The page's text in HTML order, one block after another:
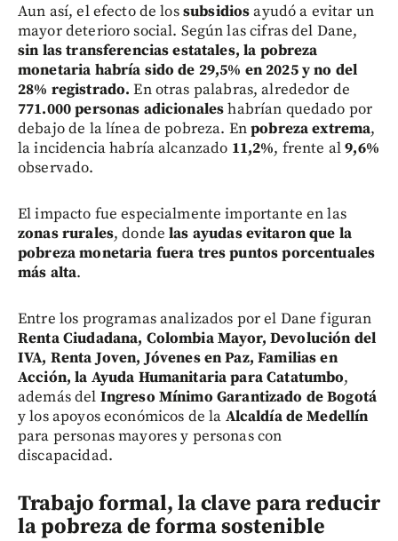
Aun así, el efecto de lossubsidiosayudó a evitar un
mayor deterioro social. Según las cifras del Dane,
sin las transferencias estatales, la pobreza
monetaria habría sido de 29,5% en 2025 y no del
28% registrado.En otras palabras, alrededor de
771.000 personas adicionaleshabrían quedado por
debajo de la línea de pobreza. Enpobreza extrema,
la incidencia habría alcanzado 11,2%, frente al9,6%
observado.
El impacto fue especialmente importante en las
zonas rurales, dondelas ayudas evitaron que la
pobreza monetaria fuera tres puntos porcentuales
más alta.
Entre los programas analizados por el Dane figuran
Renta Ciudadana, Colombia Mayor, Devolución del
IVA, Renta Joven, Jóvenes en Paz, Familias en
Acción, la Ayuda Humanitaria para Catatumbo,
además del Ingreso Mínimo Garantizado de Bogotá
y los apoyos económicos de la Alcaldía de Medellín
para personas mayores y personas con
discapacidad.
Trabajo formal, la clave para reducir
la pobreza de forma sostenible